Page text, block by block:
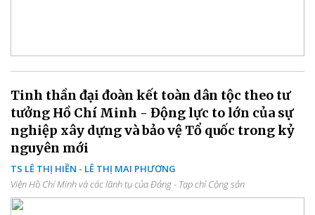
Tinh thần đại đoàn kết toàn dân tộc theo tư
tưởng Hồ Chí Minh - Động lực to lớn của sự
nghiệp xây dựng và bảo vệ Tổ quốc trong kỷ
nguyên mới
TS LÊ THỊ HIỀN - LÊ THỊ MAI PHƯƠNG
Viện Hồ Chí Minh và các lãnh tụ của Đảng - Tạp chí Cộng sản